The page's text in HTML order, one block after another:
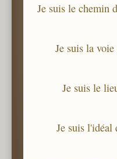
Je suis le chemin
Je suis la
Je suis le
Je suis l'idéal